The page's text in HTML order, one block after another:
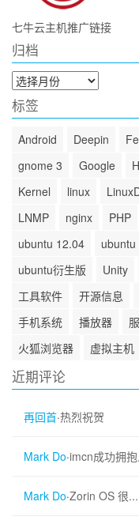
七牛云主机推广链接
归档
归
档
标签
Android Deepin
gnome 3
Google
Kernel
linux
LNMP
nginx PHP
ubuntu 12.04
ubuntu衍生版
Unity
工具软件
开源信息
手机系统
播放器
火狐浏览器
虚拟主机
近期评论
再回首·热烈祝贺
Mark Do·imcn成功拥
Mark Do·Zorin OS 很...